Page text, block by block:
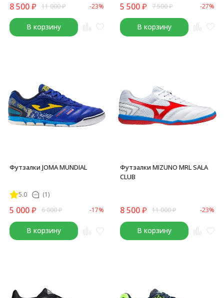
8 500₽ 11 000₽ -23%
В корзину
5 500₽ 7 500₽ -27%
В корзину
Футзалки JOMA MUNDIAL
5.0 (1)
5 000₽ 6 000₽ -17%
В корзину
Футзалки MIZUNO MRL SALA
CLUB
8 500₽ 11 000₽ -23%
В корзину